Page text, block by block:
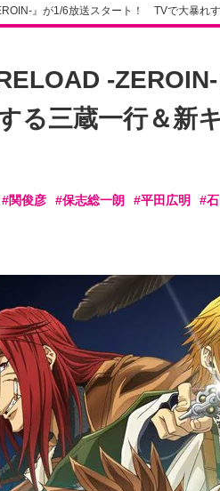
』が1/6放送スタート！ TVで大暴れ
RELOAD -
る三蔵一行＆新
#関俊彦 #保志総一朗 #平田広明 #